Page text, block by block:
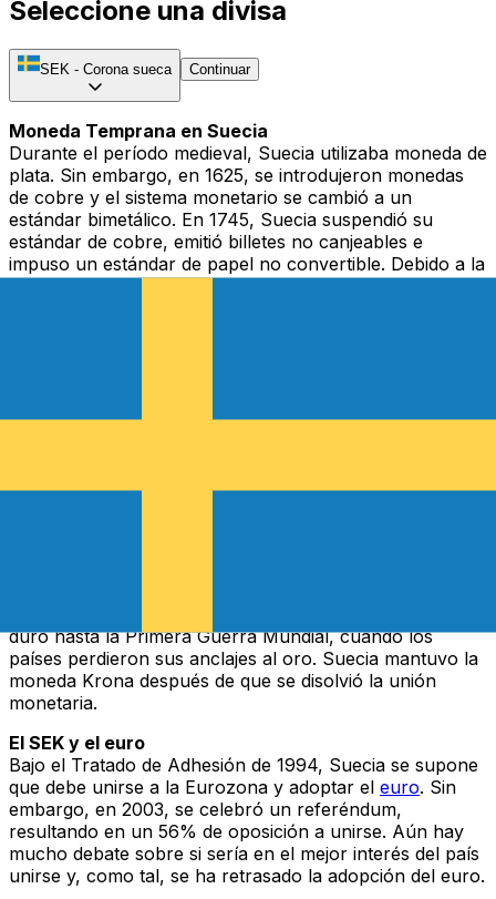
Seleccione una divisa
SEK - Corona sueca Continuar
Moneda Temprana en Suecia
Durante el período medieval, Suecia utilizaba moneda de
plata. Sin embargo, en 1625, se introdujeron monedas
de cobre y el sistema monetario se cambió a un
estándar bimetálico. En 1745, Suecia suspendió su
estándar de cobre, emitió billetes no canjeables e
impuso un estándar de papel no convertible. Debido a la
inflación y a importantes problemas económicos, la
Riksdaler. El sistema era bastante complejo, con
duró hasta la Primera Guerra Mundial, cuando los
países perdieron sus anclajes al oro. Suecia mantuvo la
moneda Krona después de que se disolvió la unión
monetaria.
El SEK y el euro
Bajo el Tratado de Adhesión de 1994, Suecia se supone
que debe unirse a la Eurozona y adoptar el euro. Sin
embargo, en 2003, se celebró un referéndum,
resultando en un 56% de oposición a unirse. Aún hay
mucho debate sobre si sería en el mejor interés del país
unirse y, como tal, se ha retrasado la adopción del euro.